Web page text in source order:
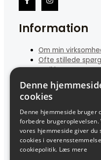
Information
Om min
Ofte stillede
Butikken
Kontakt
Kundeservice
Cookie- og
Handelsbetingelser
Denne
cookies
Denne hjemmeside bruger
forbedre brugeroplevelsen.
vores hjemmeside giver du
cookies i
cookiepolitik. Læs mere